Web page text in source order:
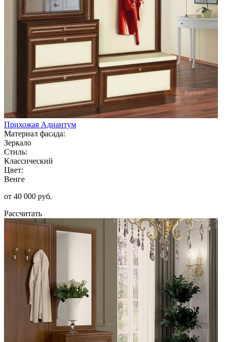
Прихожая Адиантум
Материал фасада:
Зеркало
Стиль:
Классический
Цвет:
Венге
от 40 000 руб.
Рассчитать